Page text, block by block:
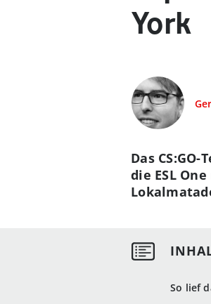
York
So lief
Das
die ESL